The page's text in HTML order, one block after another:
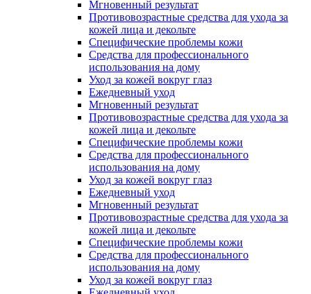
Мгновенный результат
Противовозрастные средства для ухода за
кожей лица и декольте
Специфические проблемы кожи
Средства для профессионального
использования на дому
Уход за кожей вокруг глаз
Ежедневный уход
Мгновенный результат
Противовозрастные средства для ухода за
кожей лица и декольте
Специфические проблемы кожи
Средства для профессионального
использования на дому
Уход за кожей вокруг глаз
Ежедневный уход
Мгновенный результат
Противовозрастные средства для ухода за
кожей лица и декольте
Специфические проблемы кожи
Средства для профессионального
использования на дому
Уход за кожей вокруг глаз